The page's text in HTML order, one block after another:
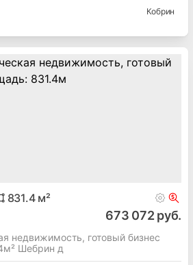
Кобрин
831.4м²
673 072 руб.
недвижимость, готовый бизнес
Шебрин д